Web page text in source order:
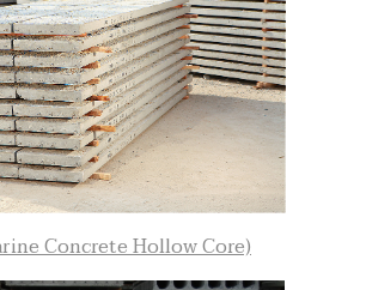
Concrete Hollow Core)